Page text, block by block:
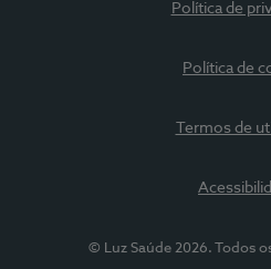
Política de
Política de
Termos de
© Luz Saúde 2026. Todos